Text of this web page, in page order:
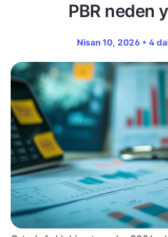
PBR neden
Nisan 10, 2026 • 4